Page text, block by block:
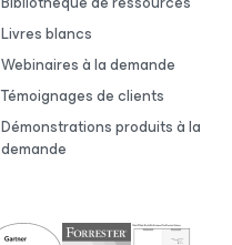
Livres blancs
Webinaires à la demande
Témoignages de clients
Démonstrations produits à la
demande